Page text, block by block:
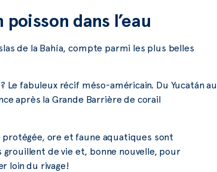
dans l’eau
de la Bahía, compte parmi les plus belles
fabuleux récif méso-américain. Du Yucatán au
après la Grande Barrière de corail
protégée, ore et faune aquatiques sont
de vie et, bonne nouvelle, pour
loin du rivage!